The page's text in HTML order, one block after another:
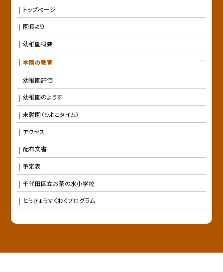
トップページ
園長より
幼稚園概要
本園の教育
幼稚園評価
幼稚園のようす
未就園（ひよこタイム）
アクセス
配布文書
予定表
千代田区立お茶の水小学校
とうきょうすくわくプログラム